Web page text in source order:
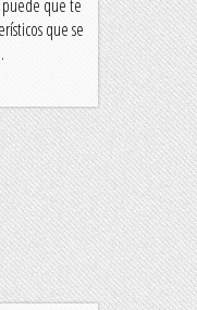
puede que te
que se